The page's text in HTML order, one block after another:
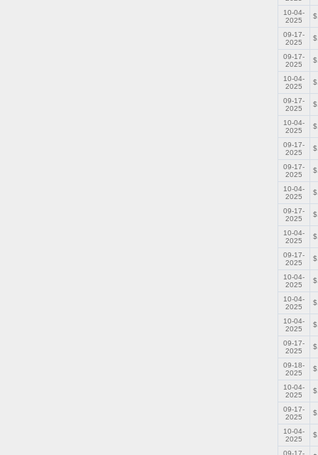
10-04-
2025
09-17-
2025
09-17-
2025
10-04-
2025
09-17-
2025
10-04-
2025
09-17-
2025
09-17-
2025
10-04-
2025
09-17-
2025
10-04-
2025
09-17-
2025
10-04-
2025
10-04-
2025
10-04-
2025
09-17-
2025
09-18-
2025
10-04-
2025
09-17-
2025
10-04-
2025
09-17-